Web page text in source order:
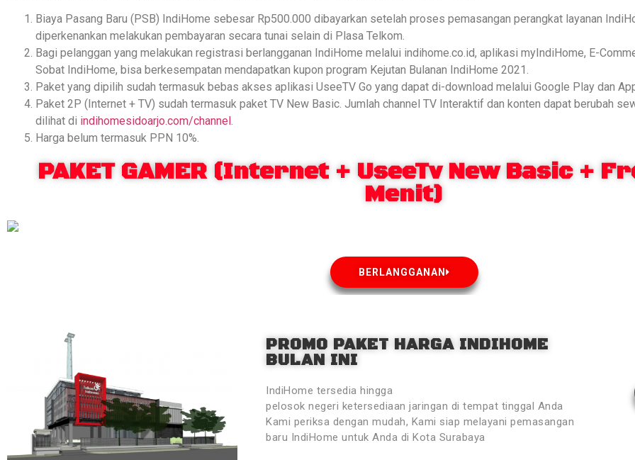
Biaya Pasang Baru (PSB) IndiHome sebesar Rp500.000 dibayarkan setelah proses pemasangan perangkat layanan
diperkenankan melakukan pembayaran secara tunai selain di Plasa Telkom.
Bagi pelanggan yang melakukan registrasi berlangganan IndiHome melalui indihome.co.id, aplikasi myIndiHome, E-
Sobat IndiHome, bisa berkesempatan mendapatkan kupon program Kejutan Bulanan IndiHome 2021.
Paket yang dipilih sudah termasuk bebas akses aplikasi UseeTV Go yang dapat di-download melalui Google Play dan
Paket 2P (Internet + TV) sudah termasuk paket TV New Basic. Jumlah channel TV Interaktif dan konten dapat berubah
dilihat di indihomesidoarjo.com/channel .
Harga belum termasuk PPN 10%.
PAKET GAMER (Internet + UseeTv New Basic +
Menit)
BERLANGGANAN
PROMO PAKET HARGA INDIHOME
BULAN INI
IndiHome tersedia hingga
pelosok negeri ketersediaan jaringan di tempat tinggal Anda
Kami periksa dengan mudah, Kami siap melayani pemasangan
baru IndiHome untuk Anda di Kota Surabaya